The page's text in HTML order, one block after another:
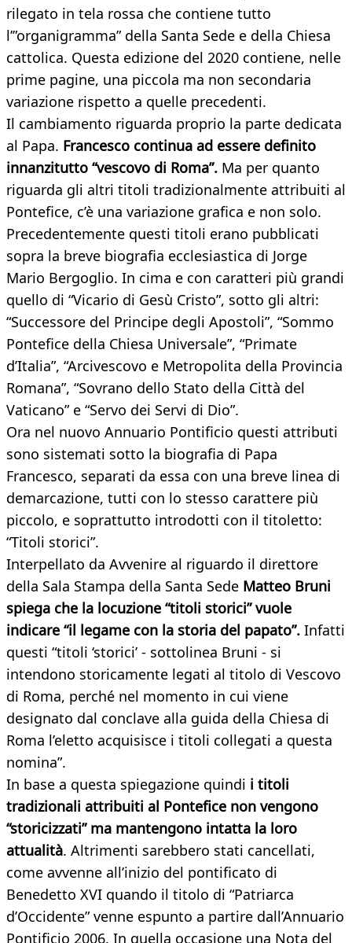
rilegato in tela rossa che contiene tutto
l’”organigramma” della Santa Sede e della Chiesa
cattolica. Questa edizione del 2020 contiene, nelle
prime pagine, una piccola ma non secondaria
variazione rispetto a quelle precedenti.
Il cambiamento riguarda proprio la parte dedicata
al Papa. Francesco continua ad essere definito
innanzitutto “vescovo di Roma”. Ma per quanto
riguarda gli altri titoli tradizionalmente attribuiti al
Pontefice, c’è una variazione grafica e non solo.
Precedentemente questi titoli erano pubblicati
sopra la breve biografia ecclesiastica di Jorge
Mario Bergoglio. In cima e con caratteri più grandi
quello di “Vicario di Gesù Cristo”, sotto gli altri:
“Successore del Principe degli Apostoli”, “Sommo
Pontefice della Chiesa Universale”, “Primate
d’Italia”, “Arcivescovo e Metropolita della Provincia
Romana”, “Sovrano dello Stato della Città del
Vaticano” e “Servo dei Servi di Dio”.
Ora nel nuovo Annuario Pontificio questi attributi
sono sistemati sotto la biografia di Papa
Francesco, separati da essa con una breve linea di
demarcazione, tutti con lo stesso carattere più
piccolo, e soprattutto introdotti con il titoletto:
“Titoli storici”.
Interpellato da Avvenire al riguardo il direttore
della Sala Stampa della Santa Sede Matteo Bruni
spiega che la locuzione “titoli storici” vuole
indicare “il legame con la storia del papato”. Infatti
questi “titoli ‘storici’ - sottolinea Bruni - si
intendono storicamente legati al titolo di Vescovo
di Roma, perché nel momento in cui viene
designato dal conclave alla guida della Chiesa di
Roma l’eletto acquisisce i titoli collegati a questa
nomina”.
In base a questa spiegazione quindi i titoli
tradizionali attribuiti al Pontefice non vengono
“storicizzati” ma mantengono intatta la loro
attualità. Altrimenti sarebbero stati cancellati,
come avvenne all’inizio del pontificato di
Benedetto XVI quando il titolo di “Patriarca
d’Occidente” venne espunto a partire dall’Annuario
Pontificio 2006. In quella occasione una Nota del